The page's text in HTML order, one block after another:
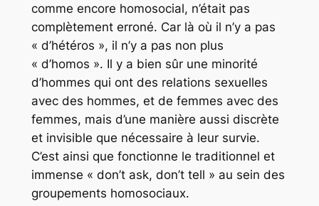
comme encore homosocial, n’était pas
complètement erroné. Car là où il n’y a pas
« d’hétéros », il n’y a pas non plus
« d’homos ». Il y a bien sûr une minorité
d’hommes qui ont des relations sexuelles
avec des hommes, et de femmes avec des
femmes, mais d’une manière aussi discrète
et invisible que nécessaire à leur survie.
C’est ainsi que fonctionne le traditionnel et
immense « don’t ask, don’t tell » au sein des
groupements homosociaux.